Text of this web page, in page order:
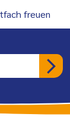
freuen